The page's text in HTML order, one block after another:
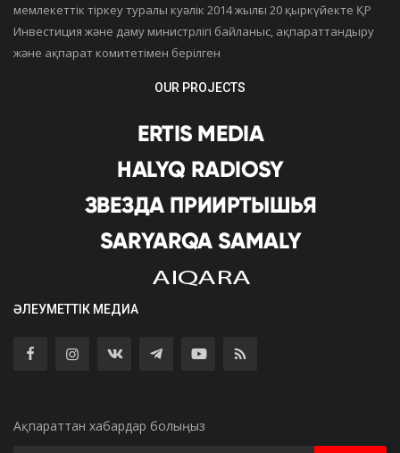
мемлекеттік тіркеу туралы куәлік 2014 жылғы 20 қыркүйекте ҚР
Инвестиция және даму министрлігі байланыс, ақпараттандыру
және ақпарат комитетімен берілген
OUR PROJECTS
ӘЛЕУМЕТТІК МЕДИА
Ақпараттан хабардар болыңыз